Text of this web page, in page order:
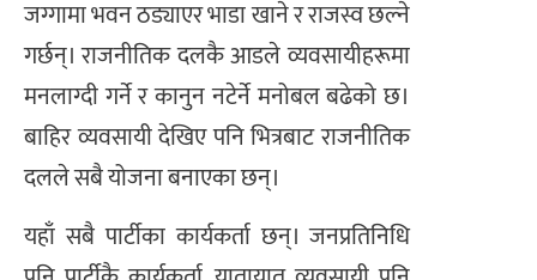
जग्गामा भवन ठड्याएर भाडा खाने र राजस्व छल्ने
गर्छन्। राजनीतिक दलकै आडले व्यवसायीहरूमा
मनलाग्दी गर्ने र कानुन नटेर्ने मनोबल बढेको छ।
बाहिर व्यवसायी देखिए पनि भित्रबाट राजनीतिक
दलले सबै योजना बनाएका छन्।
यहाँ सबै पार्टीका कार्यकर्ता छन्। जनप्रतिनिधि